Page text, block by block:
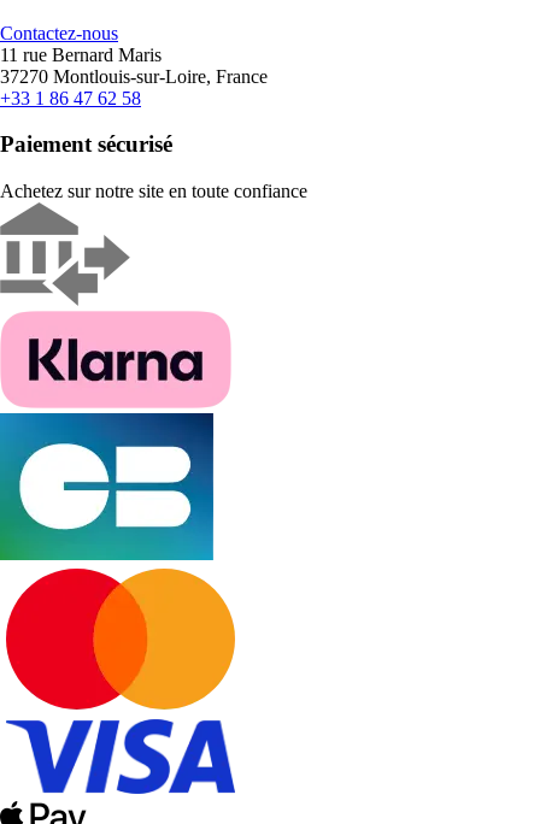
Contactez-nous
11 rue Bernard Maris
37270 Montlouis-sur-Loire, France
+33 1 86 47 62 58
Paiement sécurisé
Achetez sur notre site en toute confiance